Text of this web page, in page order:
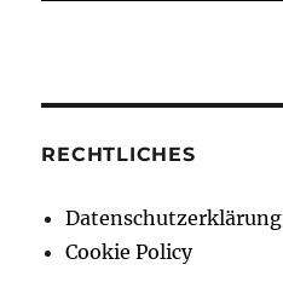
RECHTLICHES
Datenschutzerklärung
Cookie Policy